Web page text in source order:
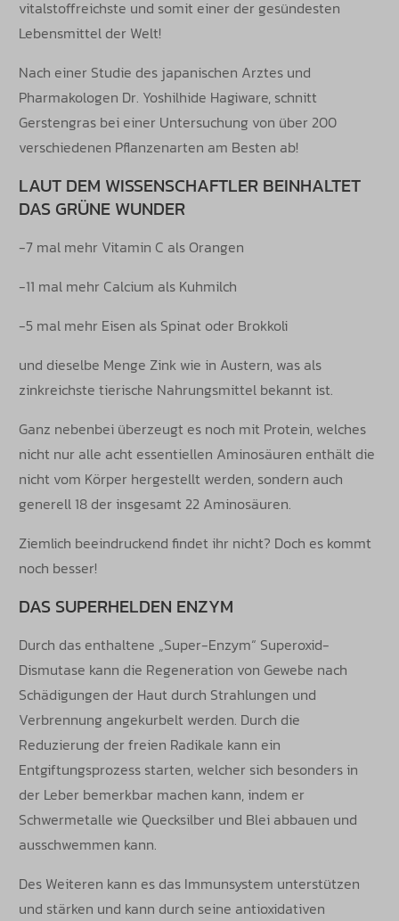
vitalstoffreichste und somit einer der gesündesten
Lebensmittel der Welt!
Nach einer Studie des japanischen Arztes und
Pharmakologen Dr. Yoshilhide Hagiware, schnitt
Gerstengras bei einer Untersuchung von über 200
verschiedenen Pflanzenarten am Besten ab!
LAUT DEM WISSENSCHAFTLER BEINHALTET
DAS GRÜNE WUNDER
-7 mal mehr Vitamin C als Orangen
-11 mal mehr Calcium als Kuhmilch
-5 mal mehr Eisen als Spinat oder Brokkoli
und dieselbe Menge Zink wie in Austern, was als
zinkreichste tierische Nahrungsmittel bekannt ist.
Ganz nebenbei überzeugt es noch mit Protein, welches
nicht nur alle acht essentiellen Aminosäuren enthält die
nicht vom Körper hergestellt werden, sondern auch
generell 18 der insgesamt 22 Aminosäuren.
Ziemlich beeindruckend findet ihr nicht? Doch es kommt
noch besser!
DAS SUPERHELDEN ENZYM
Durch das enthaltene „Super-Enzym“ Superoxid-
Dismutase kann die Regeneration von Gewebe nach
Schädigungen der Haut durch Strahlungen und
Verbrennung angekurbelt werden. Durch die
Reduzierung der freien Radikale kann ein
Entgiftungsprozess starten, welcher sich besonders in
der Leber bemerkbar machen kann, indem er
Schwermetalle wie Quecksilber und Blei abbauen und
ausschwemmen kann.
Des Weiteren kann es das Immunsystem unterstützen
und stärken und kann durch seine antioxidativen